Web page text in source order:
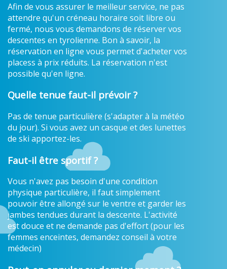
Afin de vous assurer le meilleur service, ne pas
attendre qu'un créneau horaire soit libre ou
fermé, nous vous demandons de réserver vos
descentes en tyrolienne. Bon à savoir, la
réservation en ligne vous permet d'acheter vos
placess à prix réduits. La réservation n'est
possible qu'en ligne.
Quelle tenue faut-il prévoir ?
Pas de tenue particulière (s'adapter à la météo
du jour). Si vous avez un casque et des lunettes
de ski apportez-les.
Faut-il être sportif ?
Vous n'avez pas besoin d'une condition
physique particulière, il faut simplement
pouvoir être allongé sur le ventre et garder les
jambes tendues durant la descente. L'activité
est douce et ne demande pas d'effort (pour les
femmes enceintes, demandez conseil à votre
médecin)